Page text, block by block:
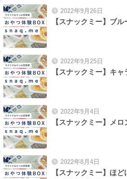
2022年9月26日
【スナックミー】ブ
2022年9月25日
【スナックミー】キ
2022年9月4日
【スナックミー】メ
2022年8月4日
【スナックミー】ほ